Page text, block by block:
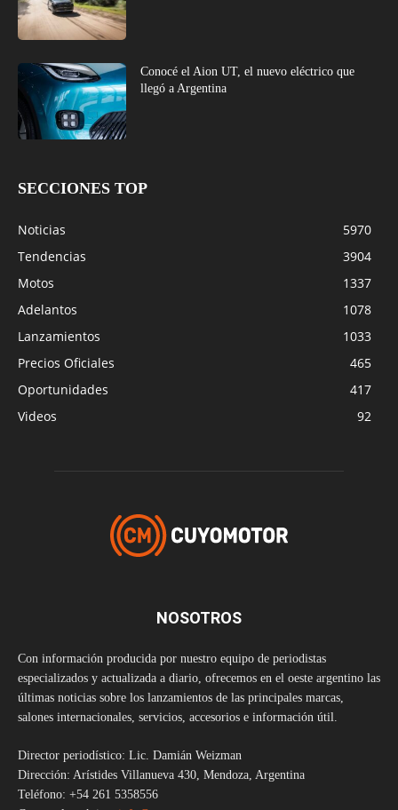
Conocé el Aion UT, el nuevo eléctrico que
llegó a Argentina
SECCIONES TOP
Noticias
5970
Tendencias
3904
Motos
1337
Adelantos
1078
Lanzamientos
1033
Precios Oficiales
465
Oportunidades
417
Videos
92
NOSOTROS
Con información producida por nuestro equipo de periodistas
especializados y actualizada a diario, ofrecemos en el oeste argentino las
últimas noticias sobre los lanzamientos de las principales marcas,
salones internacionales, servicios, accesorios e información útil.
Director periodístico: Lic. Damián Weizman
Dirección: Arístides Villanueva 430, Mendoza, Argentina
Teléfono: +54 261 5358556